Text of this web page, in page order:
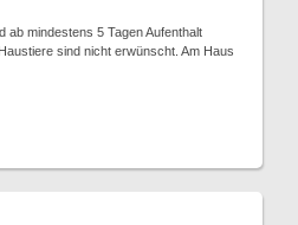
ab mindestens 5 Tagen Aufenthalt
sind nicht erwünscht. Am Haus